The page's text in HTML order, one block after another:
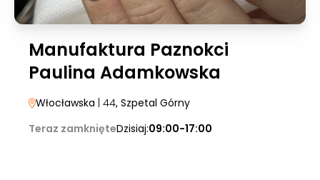
Manufaktura Paznokci
Paulina Adamkowska
Włocławska | 44, Szpetal Górny
Teraz zamknięteDzisiaj:09:00-17:00